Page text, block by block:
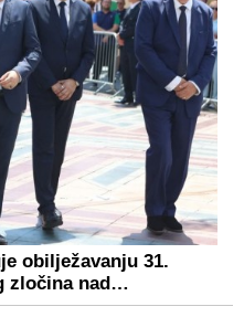
obilježavanju 31.
zločina nad…